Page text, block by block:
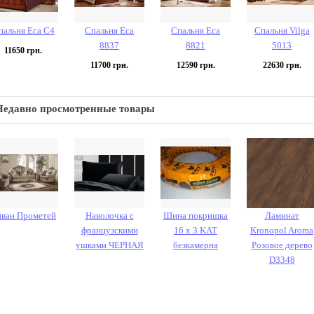
Eca С4
11650 грн.
Спальня Eca
8837
11700 грн.
Спальня Eca
8821
12590грн.
Спальня Vilga
5013
22630грн.
просмотренные товары
Прометей
Наволочка с
французскими
ушками ЧЕРНАЯ
Шина покришка
16 х 3 KAT
безкамерна
Ламинат
Kronopol Aroma
Розовое дерево
D3348